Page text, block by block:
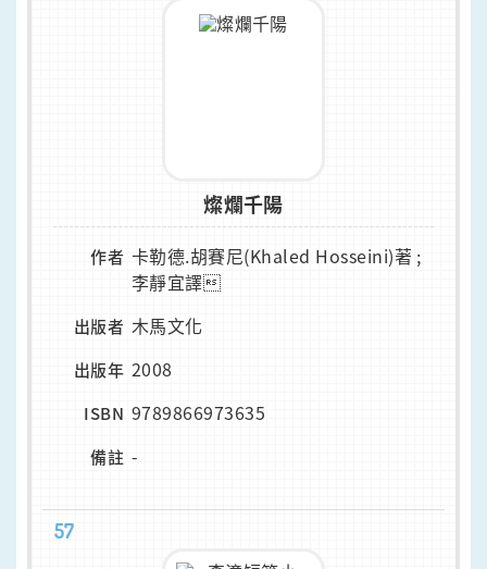
燦爛千陽
作者 卡勒德.胡賽尼(Khaled Hosseini)著 ;
李靜宜譯
出版者 木馬文化
出版年 2008
ISBN 9789866973635
備註 -
57